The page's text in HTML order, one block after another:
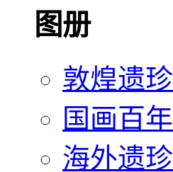
图册
敦煌遗珍
国画百年
海外遗珍